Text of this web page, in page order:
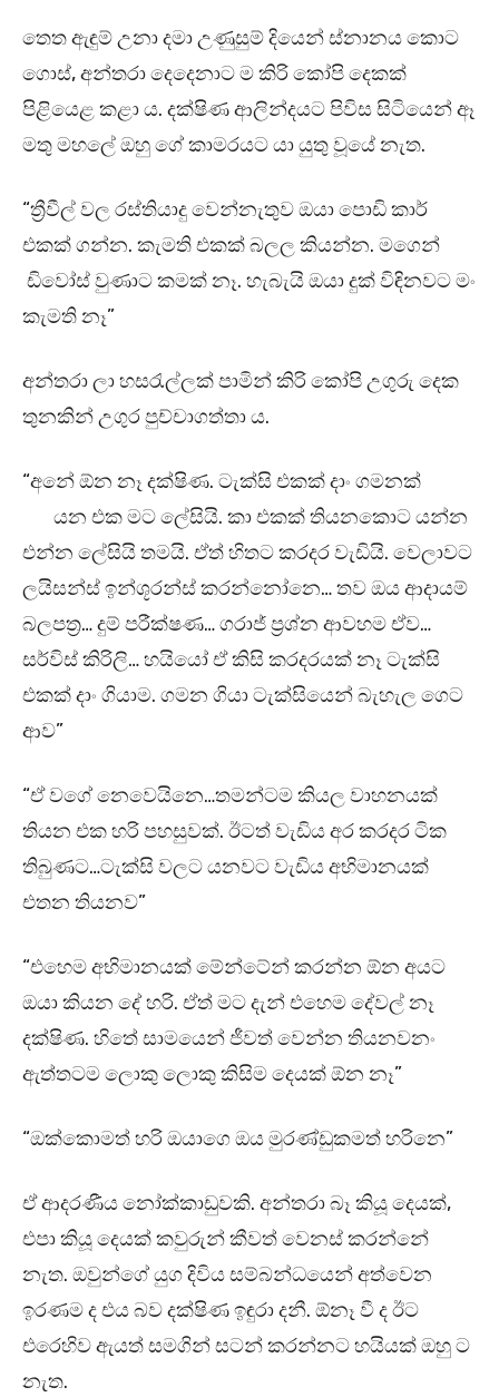
තෙත ඇඳුම් උනා දමා උණුසුම් දියෙන් ස්නානය කොට
ගොස්, අන්තරා දෙදෙනාට ම කිරි කෝපි දෙකක්
පිළියෙළ කළා ය. දක්ෂිණ ආලින්දයට පිවිස සිටියෙන් ඈ
මතු මහලේ ඔහු ගේ කාමරයට යා යුතු වූයේ නැත.
“ත්‍රීවීල් වල රස්තියාදු වෙන්නැතුව ඔයා පොඩි කාර්
එකක් ගන්න. කැමති එකක් බලල කියන්න. මගෙන්
ඩිවෝස් වුණාට කමක් නෑ. හැබැයි ඔයා දුක් විඳිනවට මං
කැමති නෑ”
අන්තරා ලා හසරැල්ලක් පාමින් කිරි කෝපි උගුරු දෙක
තුනකින් උගුර පුච්චාගත්තා ය.
“අනේ ඕන නෑ දක්ෂිණ. ටැක්සි එකක් දාං ගමනක්
යන එක මට ලේසියි. කා එකක් තියනකොට යන්න
එන්න ලේසියි තමයි. ඒත් හිතට කරදර වැඩියි. වෙලාවට
ලයිසන්ස් ඉන්‍ශූරන්ස් කරන්නෝනෙ… තව ඔය ආදායම්
බලපත්‍ර… දුම් පරීක්ෂණ… ගරාජ් ප්‍රශ්න ආවහම ඒව…
සර්විස් කිරිලි… හයියෝ ඒ කිසි කරදරයක් නෑ ටැක්සි
එකක් දාං ගියාම. ගමන ගියා ටැක්සියෙන් බැහැල ගෙට
ආව”
“ඒ වගේ නෙවෙයිනෙ…තමන්ටම කියල වාහනයක්
තියන එක හරි පහසුවක්. ඊටත් වැඩිය අර කරදර ටික
තිබුණට…ටැක්සි වලට යනවට වැඩිය අභිමානයක්
එතන තියනව”
“එහෙම අභිමානයක් මේන්ටේන් කරන්න ඕන අයට
ඔයා කියන දේ හරි. ඒත් මට දැන් එහෙම දේවල් නෑ
දක්ෂිණ. හිතේ සාමයෙන් ජීවත් වෙන්න තියනවනං
ඇත්තටම ලොකු ලොකු කිසිම දෙයක් ඕන නෑ”
“ඔක්කොමත් හරි ඔයාගෙ ඔය මුරණ්ඩුකමත් හරිනෙ”
ඒ ආදරණීය නෝක්කාඩුවකි. අන්තරා බෑ කියූ දෙයක්,
එපා කියූ දෙයක් කවුරුන් කීවත් වෙනස් කරන්නේ
නැත. ඔවුන්ගේ යුග දිවිය සම්බන්ධයෙන් අත්වෙන
ඉරණම ද එය බව දක්ෂිණ ඉඳුරා දනී. ඕනෑ වී ද ඊට
එරෙහිව ඇයත් සමගින් සටන් කරන්නට හයියක් ඔහු ට
නැත.